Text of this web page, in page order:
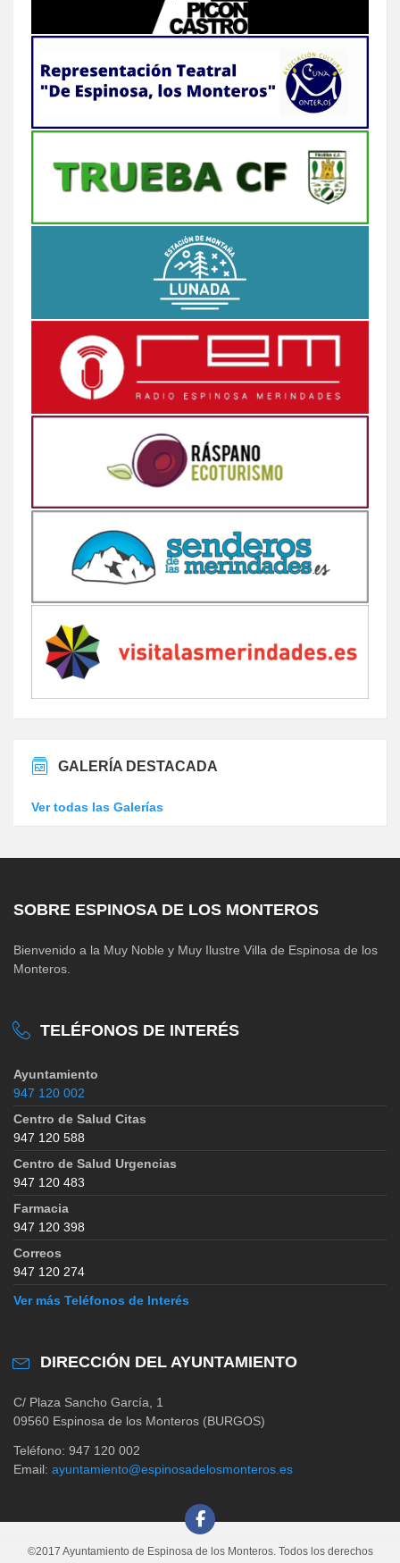
GALERÍA DESTACADA
Ver todas las Galerías
SOBRE ESPINOSA DE LOS MONTEROS
Bienvenido a la Muy Noble y Muy Ilustre Villa de Espinosa de los
Monteros.
TELÉFONOS DE INTERÉS
Ayuntamiento
947 120 002
Centro de Salud Citas
947 120 588
Centro de Salud Urgencias
947 120 483
Farmacia
947 120 398
Correos
947 120 274
Ver más Teléfonos de Interés
DIRECCIÓN DEL AYUNTAMIENTO
C/ Plaza Sancho García, 1
09560 Espinosa de los Monteros (BURGOS)
Teléfono: 947 120 002
Email: ayuntamiento@espinosadelosmonteros.es
©2017 Ayuntamiento de Espinosa de los Monteros. Todos los derechos